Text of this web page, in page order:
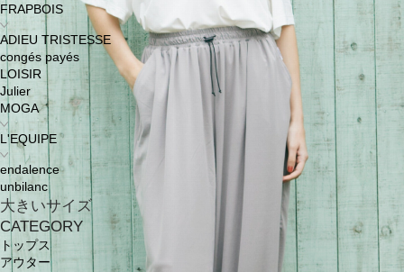
FRAPBOIS
ADIEU TRISTESSE
congés payés
LOISIR
Julier
MOGA
L'EQUIPE
endalence
unbilanc
大きいサイズ
CATEGORY
トップス
アウター